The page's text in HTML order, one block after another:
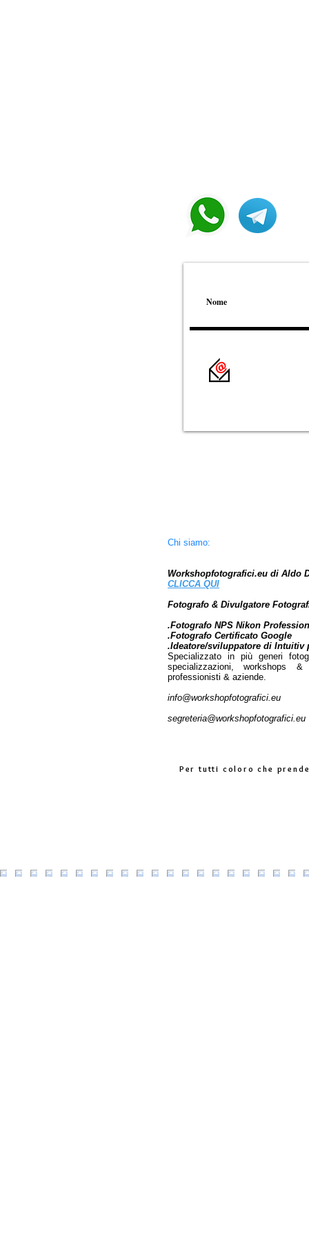
Chi siamo:
Workshopfotografici.eu di Aldo
CLICCA QUI
Fotografo & Divulgatore
.Fotografo NPS Nikon
.Fotografo Certificato Google
.Ideatore/sviluppatore di Intuitiv
Specializzato in più generi
specializzazioni,workshops &
professionisti & aziende.
info@workshopfotografici.eu
segreteria@workshopfotografici.eu
Per tutti coloro che